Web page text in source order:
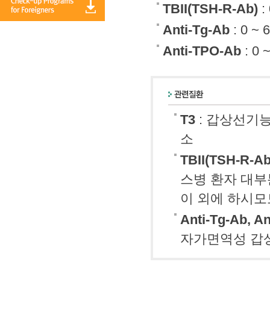
TBII(TSH-R-Ab) :
Anti-Tg-Ab : 0 ~
Anti-TPO-Ab : 0
T3 : 갑상선기
소
TBII(TSH-R-
스병 환자 대
이 외에 하시
Anti-Tg-Ab,
자가면역성 갑